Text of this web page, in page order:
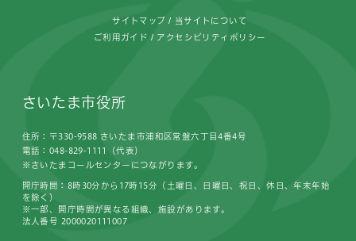
サイトマップ 当サイトについて
ご利用ガイド アクセシビリティポリシー
さいたま市役所
住所：〒330-9588 さいたま市浦和区常盤六丁目4番4号
電話：048-829-1111（代表）
※さいたまコールセンターにつながります。
開庁時間：8時30分から17時15分（土曜日、日曜日、祝日、休日、年末年始
を除く）
※一部、開庁時間が異なる組織、施設があります。
法人番号 2000020111007